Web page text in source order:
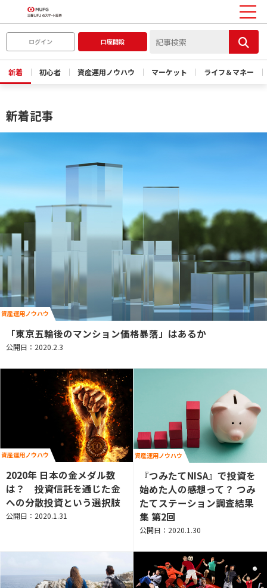
ログイン 口座開設
新着 初心者 資産運用ノウハウ マーケット ライフ＆マネー
新着記事
資産運用ノウハウ
「東京五輪後のマンション価格暴落」はあるか
公開日：2020.2.3
資産運用ノウハウ
2020年 日本の金メダル数
は？ 投資信託を通じた金
への分散投資という選択肢
公開日：2020.1.31
資産運用ノウハウ
『つみたてNISA』で投資を
始めた人の感想って？ つみ
たてステーション調査結果
集 第2回
公開日：2020.1.30